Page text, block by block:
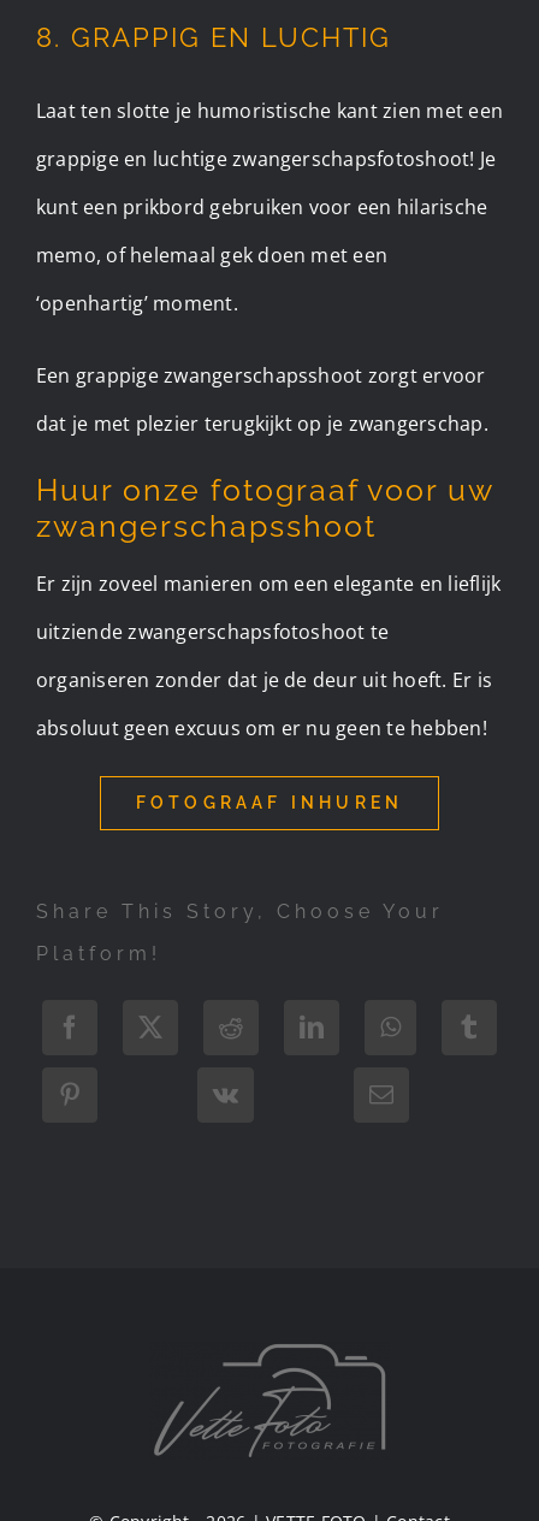
8. GRAPPIG EN LUCHTIG
Laat ten slotte je humoristische kant zien met een
grappige en luchtige zwangerschapsfotoshoot! Je
kunt een prikbord gebruiken voor een hilarische
memo, of helemaal gek doen met een
‘openhartig’ moment.
Een grappige zwangerschapsshoot zorgt ervoor
dat je met plezier terugkijkt op je zwangerschap.
Huur onze fotograaf voor uw
zwangerschapsshoot
Er zijn zoveel manieren om een elegante en lieflijk
uitziende zwangerschapsfotoshoot te
organiseren zonder dat je de deur uit hoeft. Er is
absoluut geen excuus om er nu geen te hebben!
FOTOGRAAF INHUREN
Share This Story, Choose Your
Platform!